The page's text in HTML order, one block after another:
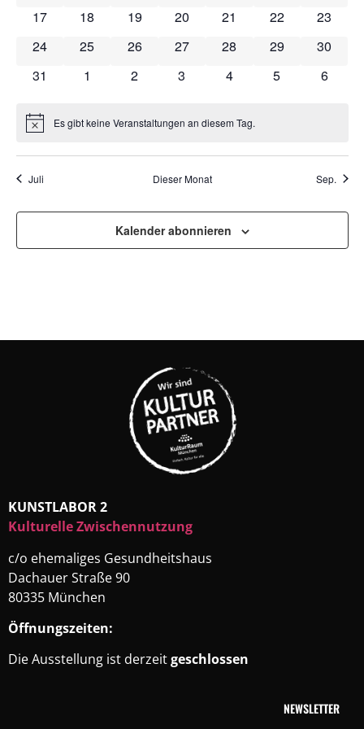
0 Veranstaltungen
17 0 Veranstaltungen
18 0 Veranstaltungen
19 0 Veranstaltungen
20 0 Veranstaltungen
21 0
22 0
23
0 Veranstaltungen
24 0 Veranstaltungen
25 0 Veranstaltungen
26 0 Veranstaltungen
27 0 Veranstaltungen
28 0
29 0
30
0 Veranstaltungen
31 0 Veranstaltungen
1 0 Veranstaltungen
2 0 Veranstaltungen
3 0 Veranstaltungen
4 0
5 0
6
HinweisEs gibt keine Veranstaltungen an diesem Tag.
Juli Dieser Monat Sep.
Kalender abonnieren
KUNSTLABOR 2
Kulturelle Zwischennutzung
c/o ehemaliges Gesundheitshaus
Dachauer Straße 90
80335 München
Öffnungszeiten:
Die Ausstellung ist derzeitgeschlossen
NEWSLETTER